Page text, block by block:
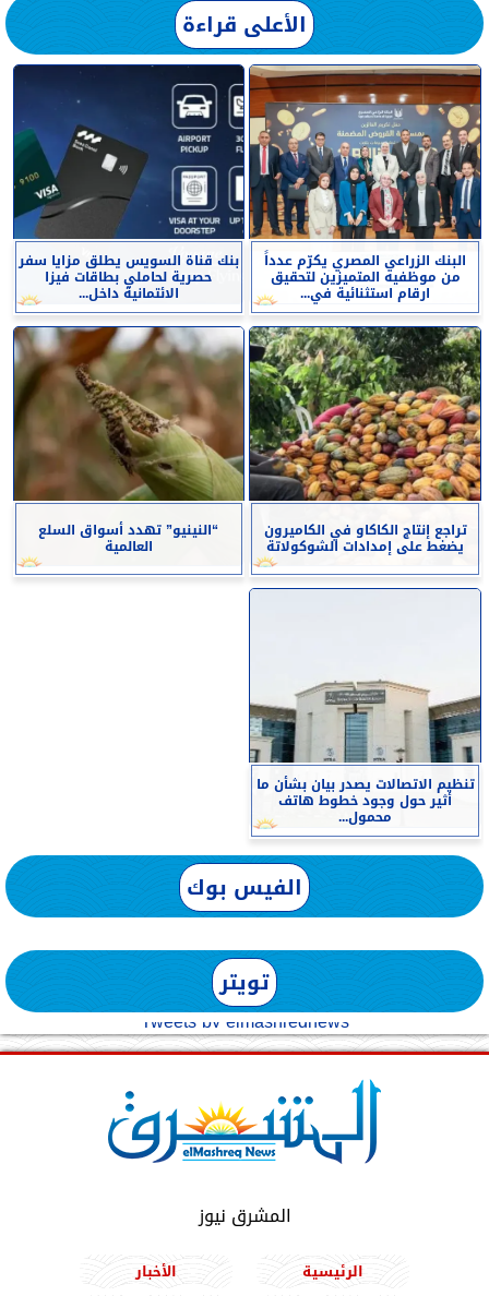
الأعلى قراءة
البنك الزراعي المصري يكرّم عدداً
من موظفيه المتميزين لتحقيق
ارقام استثنائية في...
بنك قناة السويس يطلق مزايا سفر
حصرية لحاملي بطاقات فيزا
الائتمانية داخل...
تراجع إنتاج الكاكاو في الكاميرون
يضغط على إمدادات الشوكولاتة
“النينيو” تهدد أسواق السلع
العالمية
تنظيم الاتصالات يصدر بيان بشأن ما
أثير حول وجود خطوط هاتف
محمول...
الفيس بوك
تويتر
Tweets by elmashreqnews
المشرق نيوز
الرئيسية الأخبار